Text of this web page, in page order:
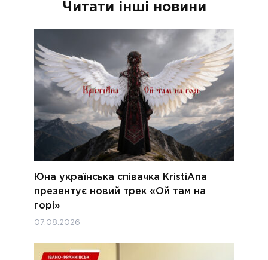
Читати інші новини
Юна українська співачка KristiAna
презентує новий трек «Ой там на
горі»
07.08.2026